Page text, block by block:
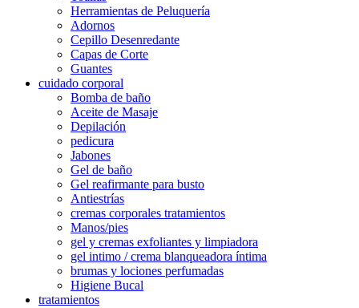
Herramientas de Peluquería
Adornos
Cepillo Desenredante
Capas de Corte
Guantes
cuidado corporal
Bomba de baño
Aceite de Masaje
Depilación
pedicura
Jabones
Gel de baño
Gel reafirmante para busto
Antiestrías
cremas corporales tratamientos
Manos/pies
gel y cremas exfoliantes y limpiadora
gel intimo / crema blanqueadora íntima
brumas y lociones perfumadas
Higiene Bucal
tratamientos